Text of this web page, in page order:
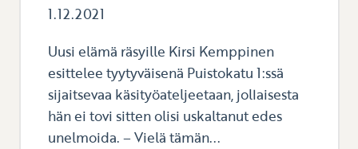
1.12.2021
Uusi elämä räsyille Kirsi Kemppinen
esittelee tyytyväisenä Puistokatu 1:ssä
sijaitsevaa käsityöateljeetaan, jollaisesta
hän ei tovi sitten olisi uskaltanut edes
unelmoida. – Vielä tämän...